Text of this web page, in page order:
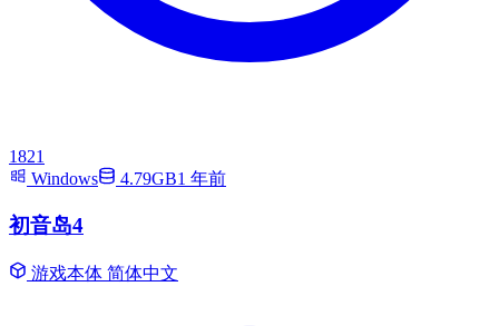
1821
Windows
4.79GB1 年前
初音岛4
游戏本体 简体中文